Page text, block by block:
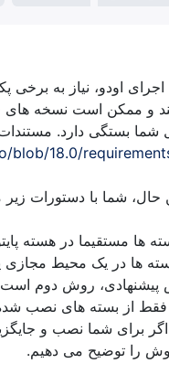
اجرای اودو، نیاز به برخی
و ممکن است نسخه های
شما بستگی دارد. مستندات
blob/18.0/
حال، شما با دستورات
روش دوم است.
فقط از بسته های نصب
را توضیح می دهیم.